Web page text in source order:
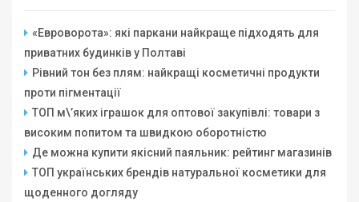
«Евроворота»: які паркани найкраще підходять для
приватних будинків у Полтаві
Рівний тон без плям: найкращі косметичні продукти
проти пігментації
ТОП м\’яких іграшок для оптової закупівлі: товари з
високим попитом та швидкою оборотністю
Де можна купити якісний паяльник: рейтинг магазинів
ТОП українських брендів натуральної косметики для
щоденного догляду